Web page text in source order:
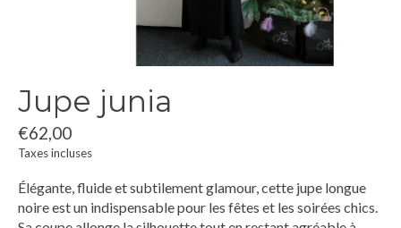
Jupe junia
€62,00
Taxes incluses
Élégante, fluide et subtilement glamour, cette jupe longue
noire est un indispensable pour les fêtes et les soirées chics.